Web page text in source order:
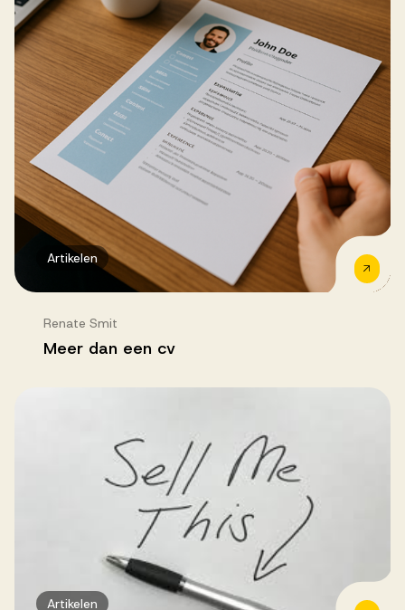
Artikelen
Renate Smit
Meer dan een cv
Artikelen